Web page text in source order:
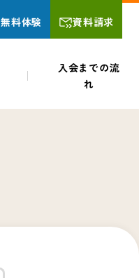
無料体験 資料請求
入会までの流
れ